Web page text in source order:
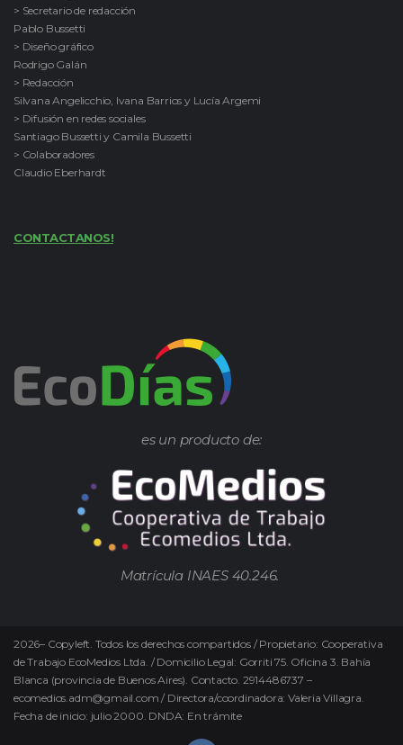
> Secretario de redacción
Pablo Bussetti
> Diseño gráfico
Rodrigo Galán
> Redacción
Silvana Angelicchio, Ivana Barrios y Lucía Argemi
> Difusión en redes sociales
Santiago Bussetti y Camila Bussetti
> Colaboradores
Claudio Eberhardt
CONTACTANOS!
es un producto de:
Matrícula INAES 40.246.
2026– Copyleft. Todos los derechos compartidos / Propietario: Cooperativa
de Trabajo EcoMedios Ltda. / Domicilio Legal: Gorriti 75. Oficina 3. Bahía
Blanca (provincia de Buenos Aires). Contacto. 2914486737 –
ecomedios.adm@gmail.com / Directora/coordinadora: Valeria Villagra.
Fecha de inicio: julio 2000. DNDA: En trámite